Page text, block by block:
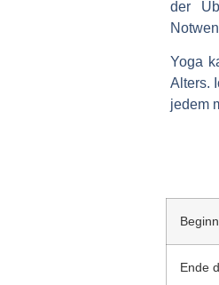
der
Yoga
Alters.
jedem
Ende